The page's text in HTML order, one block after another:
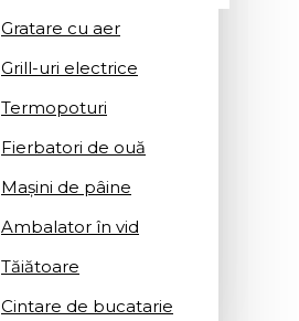
Gratare cu aer
Grill-uri electrice
Termopoturi
Fierbatori de ouă
Mașini de pâine
Ambalator în vid
Tăiătoare
Cintare de bucatarie